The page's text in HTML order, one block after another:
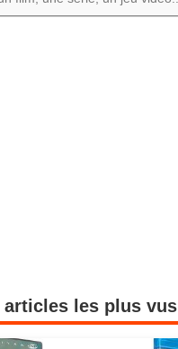
articles les plus vus